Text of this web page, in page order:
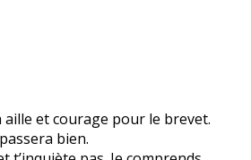
aille et courage pour le brevet.
passera bien.